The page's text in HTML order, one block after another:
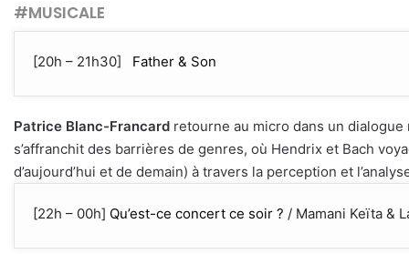
#MUSICALE
[20h – 21h30] Father & Son
Patrice Blanc-Francard retourne au micro dans un
s’affranchit des barrières de genres, où Hendrix et Bach
d’aujourd’hui et de demain) à travers la perception et
[22h – 00h] Qu’est-ce concert ce soir ? / Mamani Keïta &